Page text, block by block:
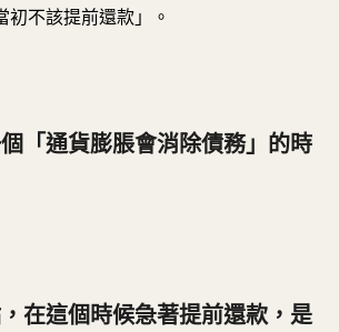
初不該提前還款」。
「通貨膨脹會消除債務」的時
在這個時候急著提前還款，是